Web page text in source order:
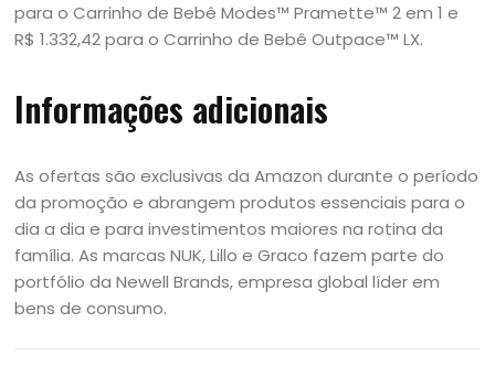
para o Carrinho de Bebê Modes™ Pramette™ 2 em 1 e
R$ 1.332,42 para o Carrinho de Bebê Outpace™ LX.
Informações adicionais
As ofertas são exclusivas da Amazon durante o período
da promoção e abrangem produtos essenciais para o
dia a dia e para investimentos maiores na rotina da
família. As marcas NUK, Lillo e Graco fazem parte do
portfólio da Newell Brands, empresa global líder em
bens de consumo.